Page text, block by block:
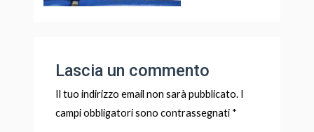
Lascia un commento
Il tuo indirizzo email non sarà pubblicato. I
campi obbligatori sono contrassegnati *